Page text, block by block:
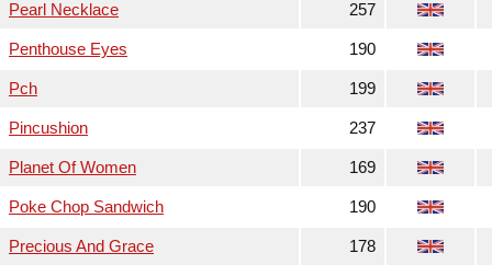
Pearl Necklace 257
Penthouse Eyes 190
Pch 199
Pincushion 237
Planet Of Women 169
Poke Chop Sandwich 190
Precious And Grace 178